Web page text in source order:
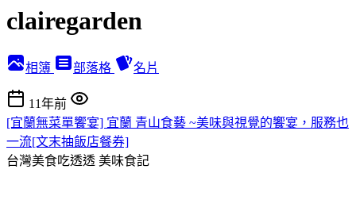
clairegarden
相簿 部落格 名片
11年前
[宜蘭無菜單饗宴] 宜蘭 青山食藝 ~美味與視覺的饗宴，服務也
一流[文末抽飯店餐券]
台灣美食吃透透 美味食記